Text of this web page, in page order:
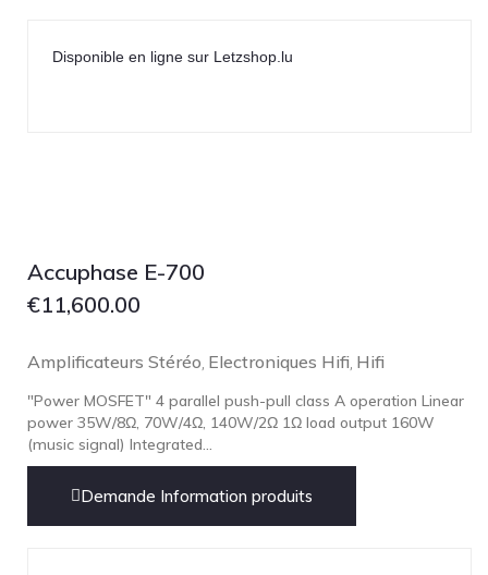
Disponible en ligne sur Letzshop.lu
Accuphase E-700
€11,600.00
Amplificateurs Stéréo Electroniques Hifi Hifi
"Power MOSFET" 4 parallel push-pull class A operation Linear
power 35W/8Ω, 70W/4Ω, 140W/2Ω 1Ω load output 160W
(music signal) Integrated...
Demande Information produits